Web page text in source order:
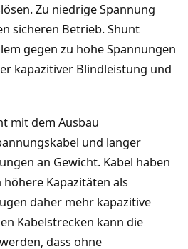
Zu niedrige Spannung
sicheren Betrieb. Shunt
gegen zu hohe Spannungen
kapazitiver Blindleistung und
mit dem Ausbau
und langer
an Gewicht. Kabel haben
Kapazitäten als
daher mehr kapazitive
Kabelstrecken kann die
dass ohne